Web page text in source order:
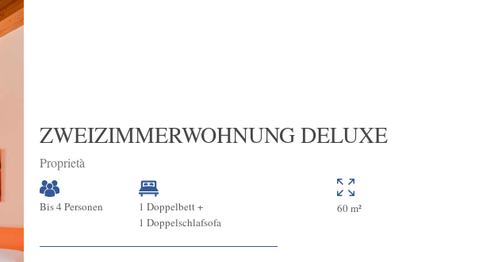
ZWEIZIMMERWOHNUNG DELUXE
Proprietà
Bis 4 Personen
1 Doppelbett +
1 Doppelschlafsofa
60 m²